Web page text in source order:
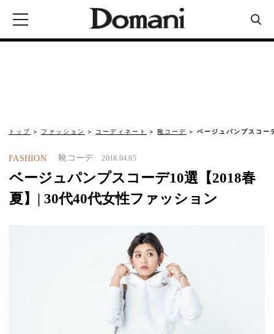
トップ ファッション コーディネート 靴コーデ ベージュパンプスコ
FASHION 靴コーデ 2018.04.05
ベージュパンプスコーデ10選【2018春
夏】| 30代40代女性ファッション